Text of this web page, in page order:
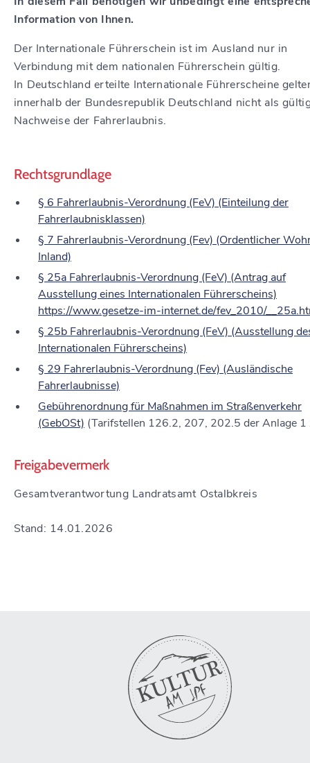
Information von Ihnen.
Der Internationale Führerschein ist im Ausland nur in
Verbindung mit dem nationalen Führerschein gültig.
In Deutschland erteilte Internationale Führerscheine
innerhalb der Bundesrepublik Deutschland nicht als
Nachweise der Fahrerlaubnis.
Rechtsgrundlage
§ 6 Fahrerlaubnis-Verordnung (FeV) (Einteilung der
Fahrerlaubnisklassen)
§ 7 Fahrerlaubnis-Verordnung (Fev) (Ordentlicher
Inland)
§ 25a Fahrerlaubnis-Verordnung (FeV) (Antrag auf
Ausstellung eines Internationalen Führerscheins)
https://www.gesetze-im-internet.de/fev_2010/
§ 25b Fahrerlaubnis-Verordnung (FeV) (Ausstellung
Internationalen Führerscheins)
§ 29 Fahrerlaubnis-Verordnung (Fev) (Ausländische
Fahrerlaubnisse)
Gebührenordnung für Maßnahmen im Straßenverkehr
(GebOSt) (Tarifstellen 126.2, 207, 202.5 der Anlage 1
Freigabevermerk
Gesamtverantwortung Landratsamt Ostalbkreis
Stand: 14.01.2026